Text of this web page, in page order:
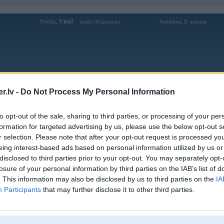
- Do Not Process My Personal Information
opt-out of the sale, sharing to third parties, or processing of your
for targeted advertising by us, please use the below opt-out
selection. Please note that after your opt-out request is processed
interest-based ads based on personal information utilized by us
to third parties prior to your opt-out. You may separately
of your personal information by third parties on the IAB’s list of
This information may also be disclosed by us to third parties on the
Participants that may further disclose it to other third parties.
Sveiks, Viesi! Ienākt Reģistrācija Sestdiena, 8. augusts
Forums Galerijas Reģistrācija Lietotāji
Lietotāja LK9999net profils
Pēdējo reizi manīts: 13. Jun 2025, 19:59
Lietotājvārds:
LK9999net
Pilsēta:
Valmiera
Braucu ar:
Nodarbošanās:
HI88
Ziņojumi forumā:
0